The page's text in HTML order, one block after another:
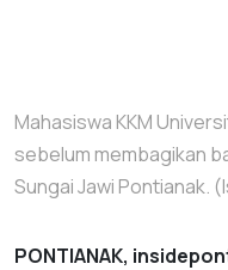
Mahasiswa KKM
sebelum membagikan
Sungai Jawi Pontianak.
PONTIANAK,